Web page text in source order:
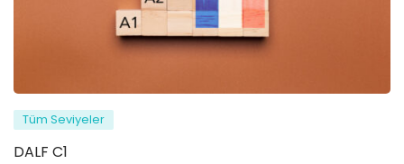
Tüm Seviyeler
DALF C1